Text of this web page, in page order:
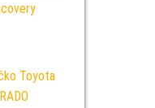
Toyota